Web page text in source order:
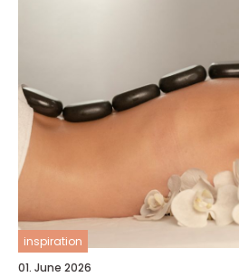
inspiration
01. June 2026